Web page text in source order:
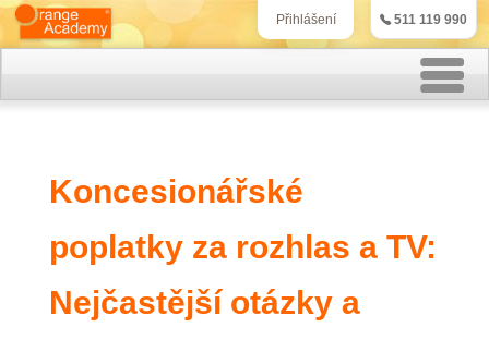
Přihlášení 511 119 990
Kurzy účetnictví
Kurzy personalistiky
Kurzy marketingu
Koncesionářské
poplatky za rozhlas a TV:
Nejčastější otázky a